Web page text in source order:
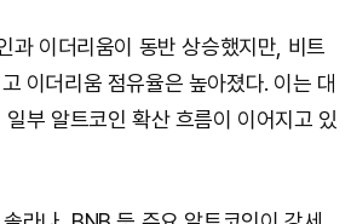
과 이더리움이 동반 상승했지만, 비트
이더리움 점유율은 높아졌다. 이는 대
부 알트코인 확산 흐름이 이어지고 있